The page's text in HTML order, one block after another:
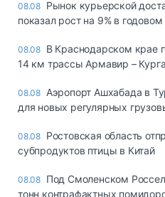
08.08 Рынок курьерской
показал рост на 9% в
08.08 В Краснодарском крае
14 км трассы Армавир –
08.08 Аэропорт Ашхабада в
для новых регулярных
08.08 Ростовская область
субпродуктов птицы в Китай
08.08 Под Смоленском
тонн контрафактных